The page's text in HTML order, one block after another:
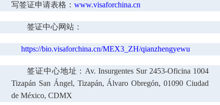
写签证申请表格： www.visaforchina.cn
签证中心网站：
https://bio.visaforchina.cn/MEX3_ZH/qianzhengyewu
签证中心地址：Av. Insurgentes Sur 2453-Oficina 1004
Tizapán San Ángel, Tizapán, Álvaro Obregón, 01090 Ciudad
de México, CDMX